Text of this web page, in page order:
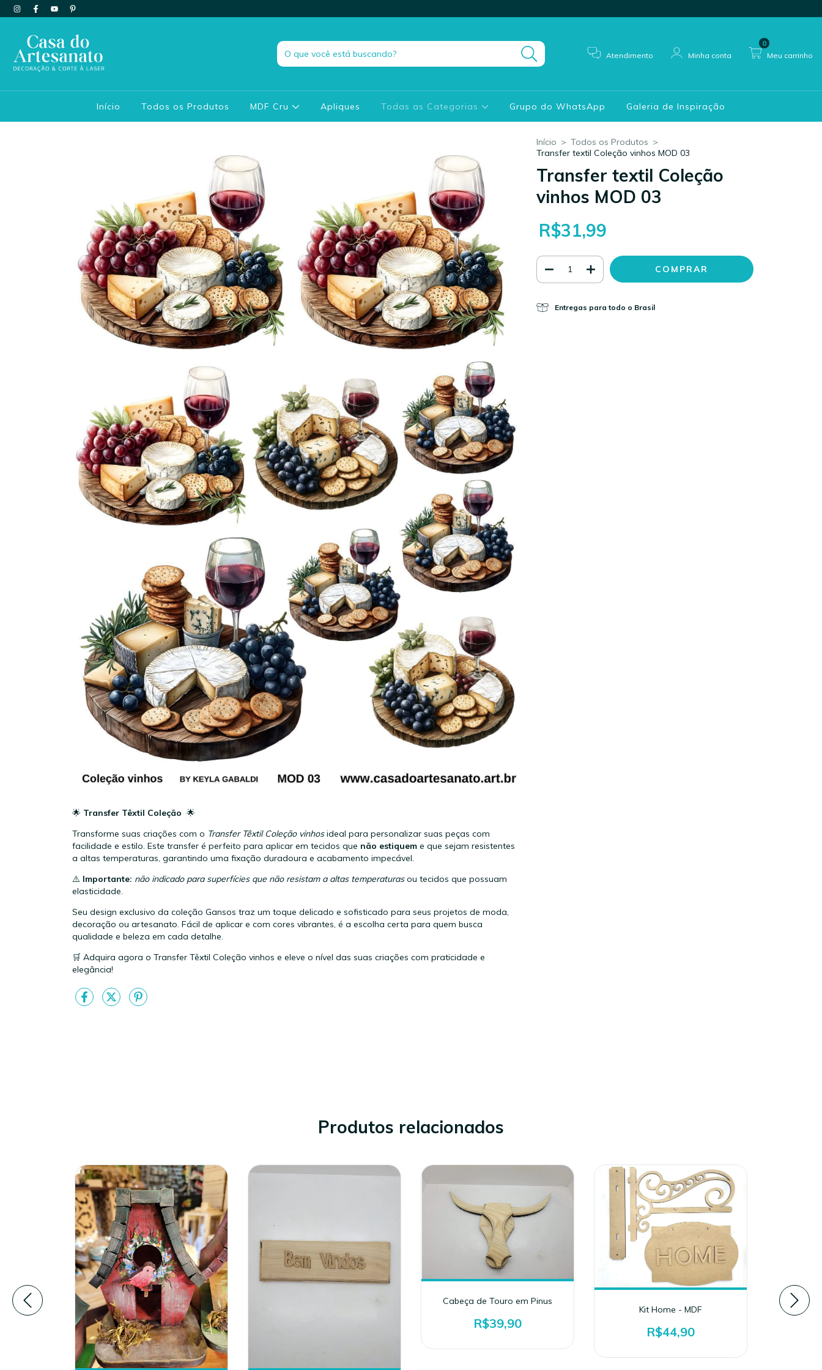
Atendimento Minha conta Meu carrinho
0
Início Todos os Produtos MDF Cru Apliques Todas as Categorias Grupo do WhatsApp Galeria de Inspiração
🌟 Transfer Têxtil Coleção 🌟
Transforme suas criações com o Transfer Têxtil Coleção vinhosideal para personalizar suas peças com
facilidade e estilo. Este transfer é perfeito para aplicar em tecidos que não estiquem e que sejam resistentes
a altas temperaturas, garantindo uma fixação duradoura e acabamento impecável.
⚠️ Importante: não indicado para superfícies que não resistam a altas temperaturasou tecidos que possuam
elasticidade.
Seu design exclusivo da coleção Gansos traz um toque delicado e sofisticado para seus projetos de moda,
decoração ou artesanato. Fácil de aplicar e com cores vibrantes, é a escolha certa para quem busca
qualidade e beleza em cada detalhe.
🛒 Adquira agora o Transfer Têxtil Coleção vinhos e eleve o nível das suas criações com praticidade e
elegância!
Início > Todos os Produtos >
Transfer textil Coleção vinhos MOD 03
Transfer textil Coleção
vinhos MOD 03
R$31,99
Entregas para todo o Brasil
Produtos relacionados
Cabeça de Touro em Pinus
R$39,90
Kit Home - MDF
R$44,90